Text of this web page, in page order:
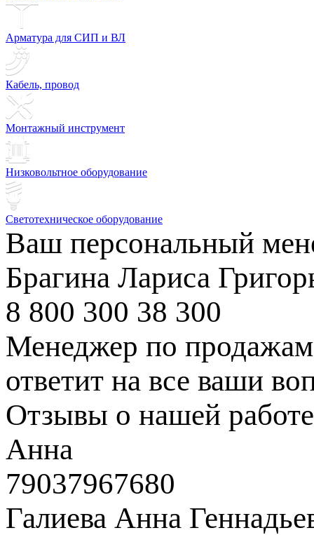
Арматура для СИП и ВЛ
Кабель, провод
Монтажный инструмент
Низковольтное оборудование
Светотехническое оборудование
Ваш персональный
Брагина Лариса
8 800 300 38 300
Менеджер по продажам
ответит на все ваши
Отзывы о нашей работе
Анна
79037967680
Галиева Анна